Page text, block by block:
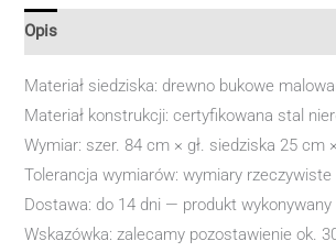
Opis
Materiał siedziska: drewno bukowe
Materiał konstrukcji: certyfikowana stal
Wymiar: szer. 84 cm × gł. siedziska 25
Tolerancja wymiarów: wymiary
Dostawa: do 14 dni — produkt
Wskazówka: zalecamy pozostawienie ok.